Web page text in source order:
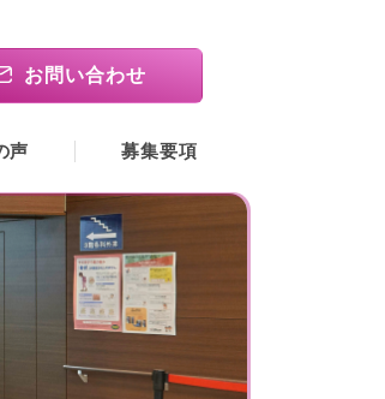
お問い合わせ
声 募集要項